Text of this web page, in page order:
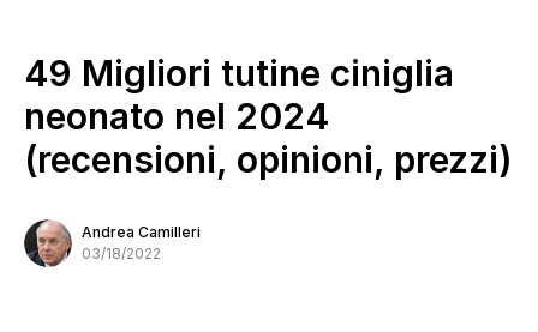
49 Migliori tutine ciniglia
neonato nel 2024
(recensioni, opinioni, prezzi)
Andrea Camilleri
03/18/2022